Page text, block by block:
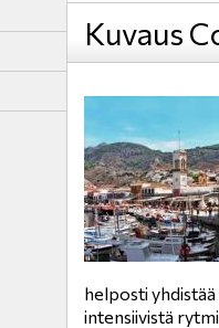
Kuvaus
helposti
intensiivistä